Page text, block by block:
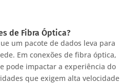
de Fibra Óptica?
um pacote de dados leva para
Em conexões de fibra óptica,
pode impactar a experiência do
que exigem alta velocidade